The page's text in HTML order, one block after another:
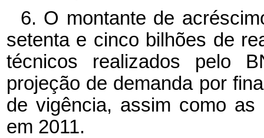
6. O montante de
setenta e cinco bilhões de
técnicos realizados pelo
projeção de demanda por
de vigência, assim como
em 2011.